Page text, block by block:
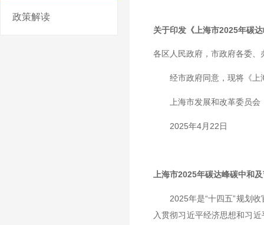
政策解读
关于印发《上海市2025年碳
各区人民政府，市政府各委、
经市政府同意，现将《上海
上海市发展和改革委员会
2025年4月22日
上海市2025年碳达峰碳中和
2025年是“十四五”规划收
入贯彻习近平经济思想和习